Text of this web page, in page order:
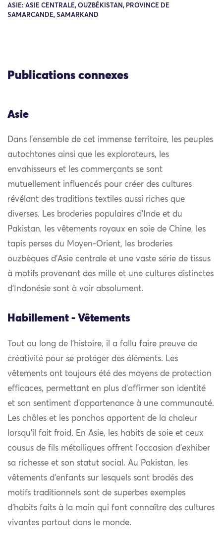
ASIE: ASIE CENTRALE, OUZBÉKISTAN, PROVINCE DE
SAMARCANDE, SAMARKAND
Publications connexes
Asie
Dans l’ensemble de cet immense territoire, les peuples
autochtones ainsi que les explorateurs, les
envahisseurs et les commerçants se sont
mutuellement influencés pour créer des cultures
révélant des traditions textiles aussi riches que
diverses. Les broderies populaires d’Inde et du
Pakistan, les vêtements royaux en soie de Chine, les
tapis perses du Moyen-Orient, les broderies
ouzbèques d’Asie centrale et une vaste série de tissus
à motifs provenant des mille et une cultures distinctes
d’Indonésie sont à voir absolument.
Habillement - Vêtements
Tout au long de l’histoire, il a fallu faire preuve de
créativité pour se protéger des éléments. Les
vêtements ont toujours été des moyens de protection
efficaces, permettant en plus d’affirmer son identité
et son sentiment d’appartenance à une communauté.
Les châles et les ponchos apportent de la chaleur
lorsqu’il fait froid. En Asie, les habits de soie et ceux
cousus de fils métalliques offrent l’occasion d’exhiber
sa richesse et son statut social. Au Pakistan, les
vêtements d’enfants sur lesquels sont brodés des
motifs traditionnels sont de superbes exemples
d’habits faits à la main qui font connaître des cultures
vivantes partout dans le monde.